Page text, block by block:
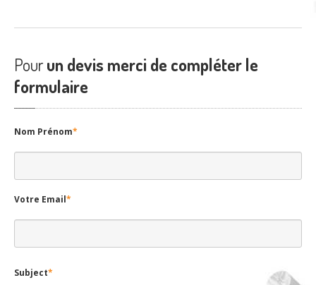
Pourun devis merci de compléter le
formulaire
Nom Prénom*
Votre Email*
Subject*